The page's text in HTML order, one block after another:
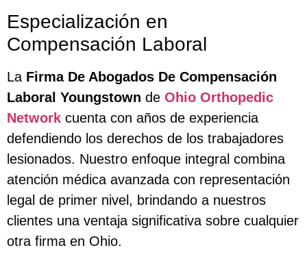
Especialización en
Compensación Laboral
La Firma De Abogados De Compensación
Laboral Youngstown de Ohio Orthopedic
Network cuenta con años de experiencia
defendiendo los derechos de los trabajadores
lesionados. Nuestro enfoque integral combina
atención médica avanzada con representación
legal de primer nivel, brindando a nuestros
clientes una ventaja significativa sobre cualquier
otra firma en Ohio.